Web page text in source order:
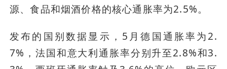
源、食品和烟酒价格的核心通胀率为2.5%。
发布的国别数据显示，5月德国通胀率为2.
7%，法国和意大利通胀率分别升至2.8%和3.